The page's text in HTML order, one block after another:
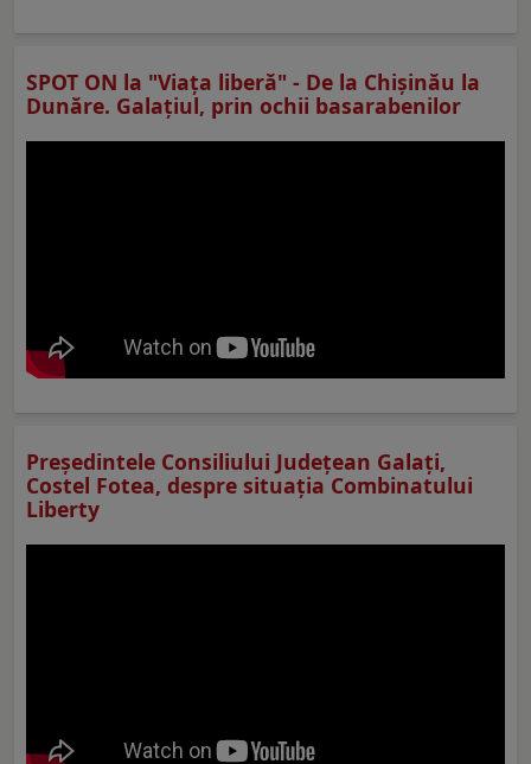
SPOT ON la "Viaţa liberă" - De la Chișinău la
Dunăre. Galațiul, prin ochii basarabenilor
Preşedintele Consiliului Judeţean Galaţi,
Costel Fotea, despre situaţia Combinatului
Liberty